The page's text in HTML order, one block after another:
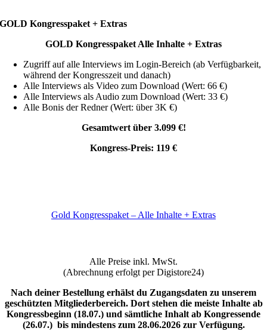
GOLD Kongresspaket + Extras
GOLD Kongresspaket Alle Inhalte + Extras
Zugriff auf alle Interviews im Login-Bereich (ab Verfügbarkeit,
während der Kongresszeit und danach)
Alle Interviews als Video zum Download (Wert: 66 €)
Alle Interviews als Audio zum Download (Wert: 33 €)
Alle Bonis der Redner (Wert: über 3K €)
Gesamtwert über 3.099 €!
Kongress-Preis: 119 €
Gold Kongresspaket – Alle Inhalte + Extras
Alle Preise inkl. MwSt.
(Abrechnung erfolgt per Digistore24)
Nach deiner Bestellung erhälst du Zugangsdaten zu unserem
geschützten Mitgliederbereich. Dort stehen die meisteInhalte ab
Kongressbeginn (18.07.) und sämtliche Inhalt ab Kongressende
(26.07.) bis mindestens zum 28.06.2026 zur Verfügung.